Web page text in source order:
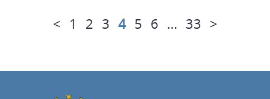
< 1 2 3 4 5 6 … 33 >